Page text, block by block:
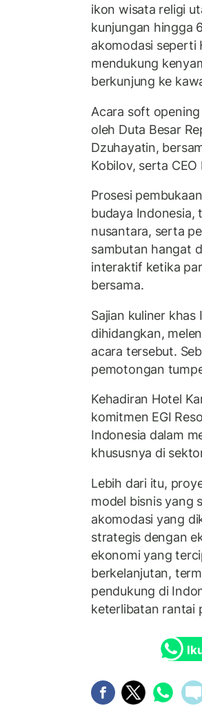
ikon wisata religi
kunjungan hingga
akomodasi seperti
mendukung
berkunjung ke
Acara soft
oleh Duta Besar
Dzuhayatin,
Kobilov, serta CEO
Prosesi
budaya Indonesia,
nusantara, serta
sambutan hangat
interaktif ketika
bersama.
Sajian kuliner
dihidangkan,
acara tersebut.
pemotongan
Kehadiran Hotel
komitmen EGI
Indonesia dalam
khususnya di
Lebih dari itu,
model bisnis yang
akomodasi yang
strategis dengan
ekonomi yang
berkelanjutan,
pendukung di
keterlibatan rantai